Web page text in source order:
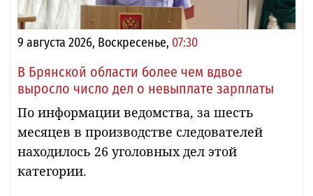
9 августа 2026, Воскресенье, 07:30
В Брянской области более чем вдвое
выросло число дел о невыплате зарплаты
По информации ведомства, за шесть
месяцев в производстве следователей
находилось 26 уголовных дел этой
категории.